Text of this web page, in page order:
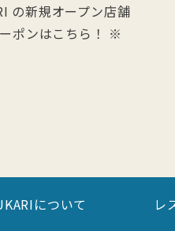
の新規オープン店舗
ポンはこちら！ ※
について
レ